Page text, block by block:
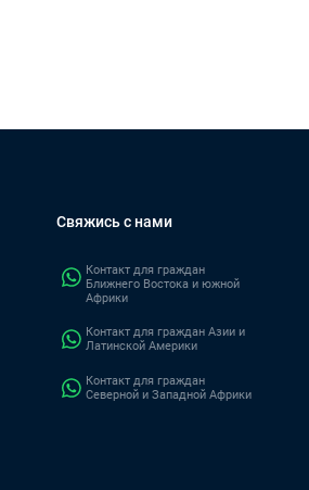
Свяжись с нами
Контакт для граждан
Ближнего Востока и южной
Африки
Контакт для граждан Азии и
Латинской Америки
Контакт для граждан
Северной и Западной Африки